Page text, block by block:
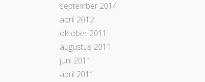
september 2014
april 2012
oktober 2011
augustus 2011
juni 2011
april 2011